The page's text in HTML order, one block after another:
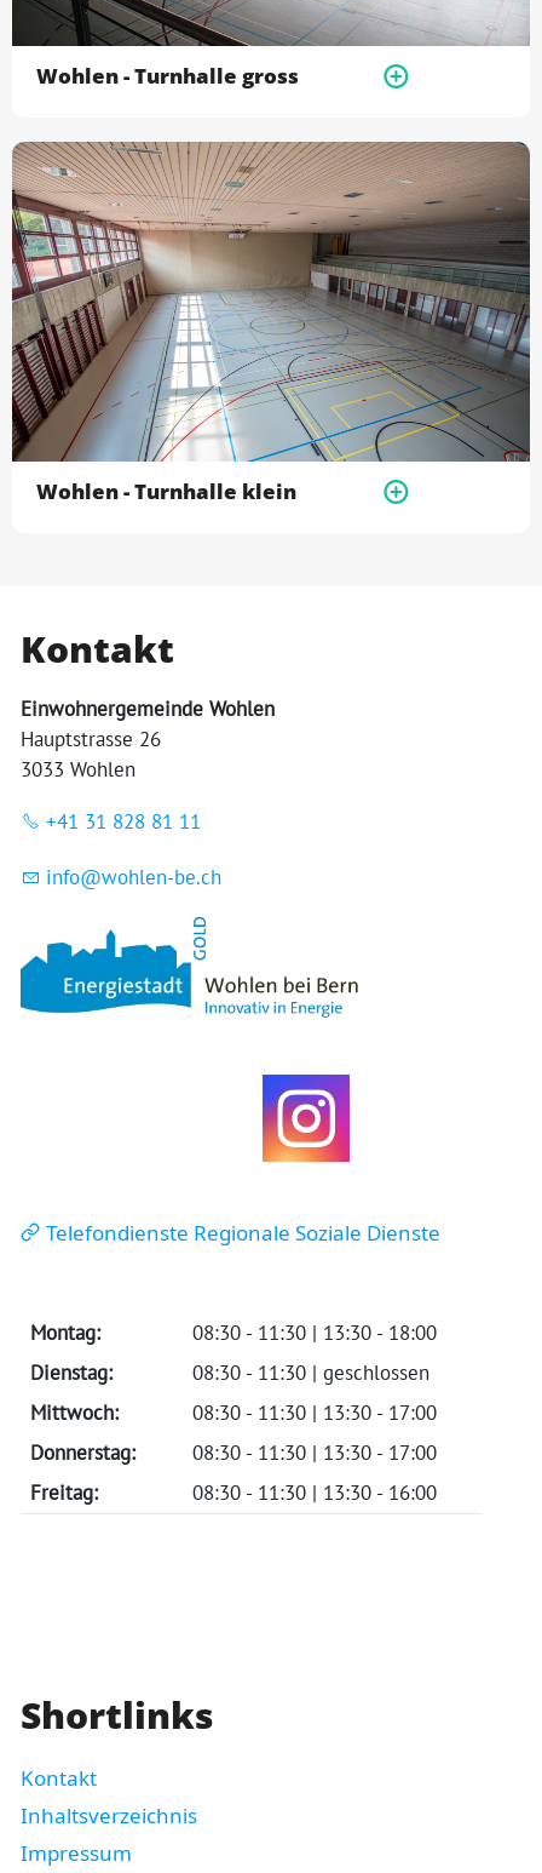
Wohlen - Turnhalle gross
Wohlen - Turnhalle klein
Kontakt
Einwohnergemeinde Wohlen
Hauptstrasse 26
3033 Wohlen
+41 31 828 81 11
nf w hl n-b ch
Telefondienste Regionale Soziale Dienste
Montag:
08:30 - 11:30 | 13:30 - 18:00
Dienstag:
08:30 - 11:30 | geschlossen
Mittwoch:
08:30 - 11:30 | 13:30 - 17:00
Donnerstag:
08:30 - 11:30 | 13:30 - 17:00
Freitag:
08:30 - 11:30 | 13:30 - 16:00
Shortlinks
Kontakt
Inhaltsverzeichnis
Impressum